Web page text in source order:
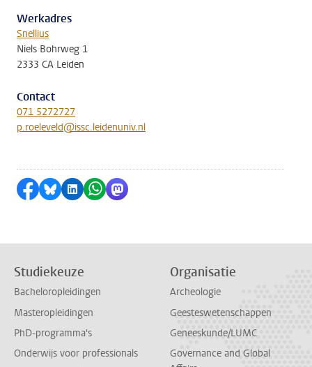
Werkadres
Snellius
Niels Bohrweg 1
2333 CA Leiden
Contact
071 5272727
p.roeleveld@issc.leidenuniv.nl
Delen op Facebook
Delen via Bluesky
Delen op LinkedIn
Delen via WhatsApp
Delen via Mastodon
Studiekeuze
Bacheloropleidingen
Masteropleidingen
PhD-programma's
Onderwijs voor professionals
Organisatie
Archeologie
Geesteswetenschappen
Geneeskunde/LUMC
Governance and Global